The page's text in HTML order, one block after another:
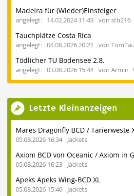
Madeira für (Wieder)Einsteiger
angelegt: 14.02.2024 11:43 von stb216
Tauchplätze Costa Rica
angelegt: 04.08.2026 20:21 von
Tödlicher TU Bodensee 2.8.
angelegt: 03.08.2026 15:44 von Armin
Letzte Kleinanzeigen
05.08.2026 16:34 Jackets
Axiom BCD von Oceanic / Axiom in
05.08.2026 16:23 Jackets
Apeks Apeks Wing-BCD XL
05.08.2026 15:46 Jackets